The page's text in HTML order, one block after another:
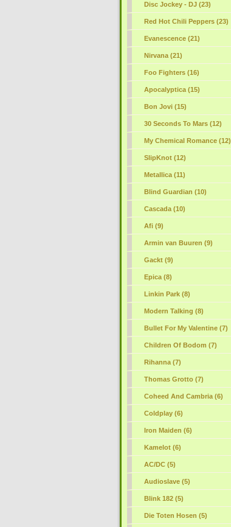
Disc Jockey - DJ (23)
Red Hot Chili Peppers (23)
Evanescence (21)
Nirvana (21)
Foo Fighters (16)
Apocalyptica (15)
Bon Jovi (15)
30 Seconds To Mars (12)
My Chemical Romance (12)
SlipKnot (12)
Metallica (11)
Blind Guardian (10)
Cascada (10)
Afi (9)
Armin van Buuren (9)
Gackt (9)
Epica (8)
Linkin Park (8)
Modern Talking (8)
Bullet For My Valentine (7)
Children Of Bodom (7)
Rihanna (7)
Thomas Grotto (7)
Coheed And Cambria (6)
Coldplay (6)
Iron Maiden (6)
Kamelot (6)
AC/DC (5)
Audioslave (5)
Blink 182 (5)
Die Toten Hosen (5)